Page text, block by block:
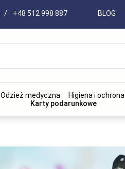
/ +48 512 998 887 BLOG
Odzież medyczna Higiena i ochrona
Karty podarunkowe